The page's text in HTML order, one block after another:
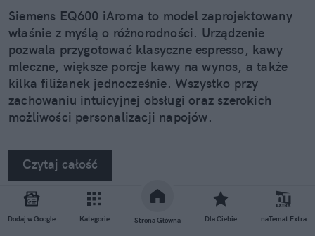
Dodaj w Google Kategorie Strona Główna Dla Ciebie naTemat Extra
Siemens EQ600 iAroma to model zaprojektowany
właśnie z myślą o różnorodności. Urządzenie
pozwala przygotować klasyczne espresso, kawy
mleczne, większe porcje kawy na wynos, a także
kilka filiżanek jednocześnie. Wszystko przy
zachowaniu intuicyjnej obsługi oraz szerokich
możliwości personalizacji napojów.
Czytaj całość
REKLAMA